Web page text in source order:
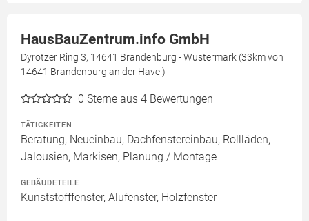
HausBauZentrum.info GmbH
Dyrotzer Ring 3, 14641 Brandenburg - Wustermark (33km von
14641 Brandenburg an der Havel)
0 Sterne aus 4 Bewertungen
TÄTIGKEITEN
Beratung, Neueinbau, Dachfenstereinbau, Rollläden,
Jalousien, Markisen, Planung / Montage
GEBÄUDETEILE
Kunststofffenster, Alufenster, Holzfenster